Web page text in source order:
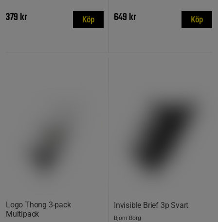
379 kr Köp 649 kr Köp
Logo Thong 3‑pack
Multipack
Invisible Brief 3p Svart
Björn Borg